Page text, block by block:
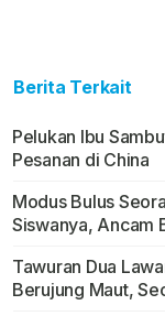
Berita Terkait
Pelukan Ibu
Pesanan di China
Modus Bulus
Siswanya, Ancam
Tawuran Dua
Berujung Maut,